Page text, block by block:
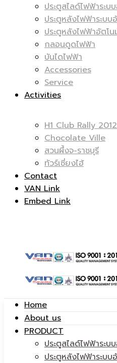
|
ไฟฟ้า
|
ตู้
ประตูสไลด์ไฟฟ้าระบ
ประตูหลังไฟฟ้าระบบ
ประตูหลังไฟฟ้าอัตโ
กลอนดูดไฟฟ้า
บันไดไฟฟ้า
Accessories
Service
Activities
H1 Club Rally 2012
Chocolate Ville
สวนผึ้งจ-ราชบุรี
ทัวร์เซี่ยงไฮ้
Contact
VAN Link
Embed Link
Home
About us
PRODUCT
ประตูสไลด์ไฟฟ้าระบ
ประตูหลังไฟฟ้าระบบ